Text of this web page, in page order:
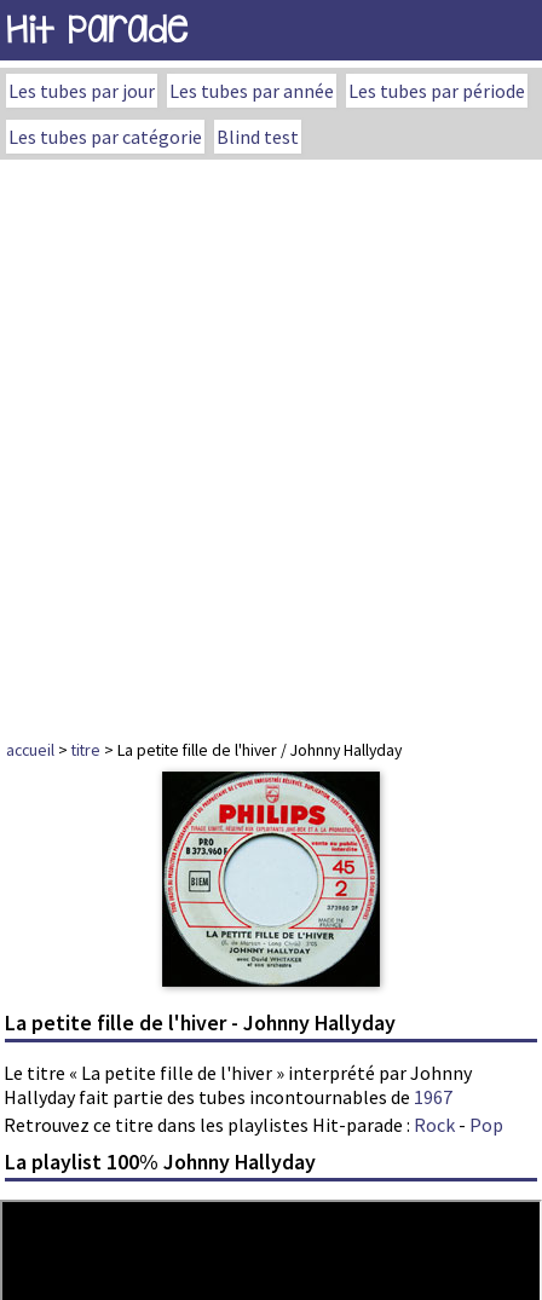
Hit Parade
Les tubes par jour Les tubes par année
Les tubes par période
Les tubes par catégorie
Blind test
accueil >titre > La petite fille de l'hiver / Johnny Hallyday
La petite fille de l'hiver - Johnny Hallyday
Le titre « La petite fille de l'hiver » interprété par Johnny
Hallyday fait partie des tubes incontournables de 1967
Retrouvez ce titre dans les playlistes Hit-parade : Rock - Pop
La playlist 100% Johnny Hallyday